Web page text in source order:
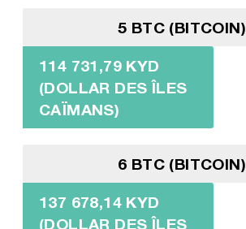
5 BTC (BITCOIN)
114 731,79 KYD
(DOLLAR DES ÎLES
CAÏMANS)
6 BTC (BITCOIN)
137 678,14 KYD
(DOLLAR DES ÎLES